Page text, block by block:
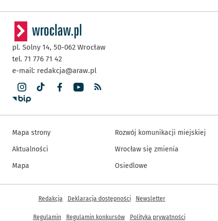
pl. Solny 14, 50-062 Wrocław
tel. 71 776 71 42
e-mail: redakcja@araw.pl
Mapa strony
Aktualności
Mapa
Rozwój komunikacji miejskiej
Wrocław się zmienia
Osiedlowe
Inne informacje
Redakcja Deklaracja dostępności Newsletter
Regulamin Regulamin konkursów Polityka prywatności